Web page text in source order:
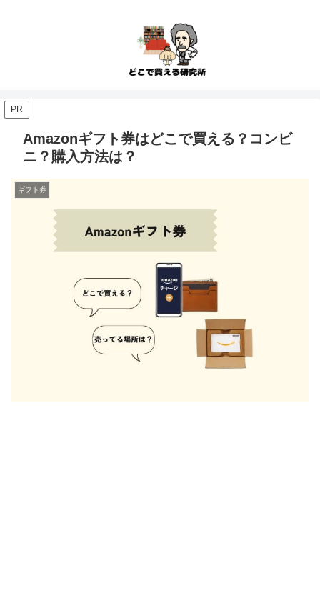
PR
Amazonギフト券はどこで買える？コンビ
ニ？購入方法は？
ギフト券